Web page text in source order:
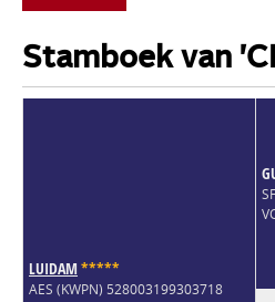
Stamboek van
LUIDAM *****
AES (KWPN) 528003199303718